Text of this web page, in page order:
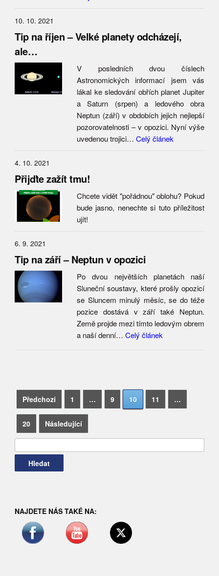
10. 10. 2021
Tip na říjen – Velké planety odcházejí,
ale…
V posledních dvou číslech
Astronomických informací jsem vás
lákal ke sledování obřích planet Jupiter
a Saturn (srpen) a ledového obra
Neptun (září) v obdobích jejich nejlepší
pozorovatelnosti – v opozici. Nyní výše
uvedenou trojici… Celý článek
4. 10. 2021
Přijďte zažít tmu!
Chcete vidět "pořádnou" oblohu? Pokud
bude jasno, nenechte si tuto příležitost
ujít!
6. 9. 2021
Tip na září – Neptun v opozici
Po dvou největších planetách naší
Sluneční soustavy, které prošly opozicí
se Sluncem minulý měsíc, se do téže
pozice dostává v září také Neptun.
Země projde mezi tímto ledovým obrem
a naší denní… Celý článek
Navigace
pro
příspěvky
Předchozí 1 … 9 10 11 …
20 Následující
Vyhledávání
NAJDETE NÁS TAKÉ NA: